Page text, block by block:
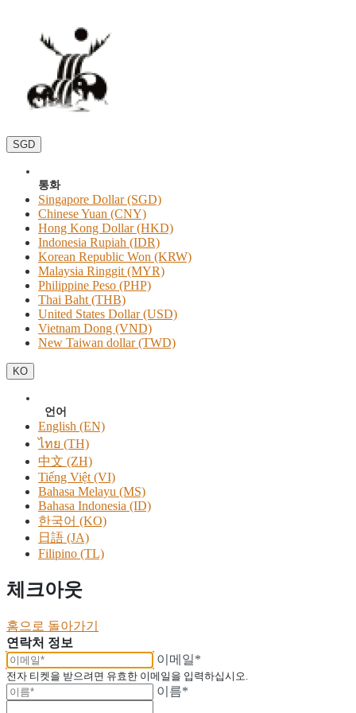
SGD
통화
Singapore Dollar (SGD)
Chinese Yuan (CNY)
Hong Kong Dollar (HKD)
Indonesia Rupiah (IDR)
Korean Republic Won (KRW)
Malaysia Ringgit (MYR)
Philippine Peso (PHP)
Thai Baht (THB)
United States Dollar (USD)
Vietnam Dong (VND)
New Taiwan dollar (TWD)
KO
언어
English (EN)
ไทย (TH)
中文 (ZH)
Tiếng Việt (VI)
Bahasa Melayu (MS)
Bahasa Indonesia (ID)
한국어 (KO)
日語 (JA)
Filipino (TL)
체크아웃
홈으로 돌아가기
연락처 정보
이메일*
전자 티켓을 받으려면 유효한 이메일을 입력하십시오.
이름*